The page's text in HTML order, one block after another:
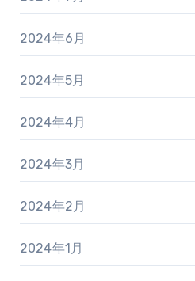
2024年6月
2024年5月
2024年4月
2024年3月
2024年2月
2024年1月